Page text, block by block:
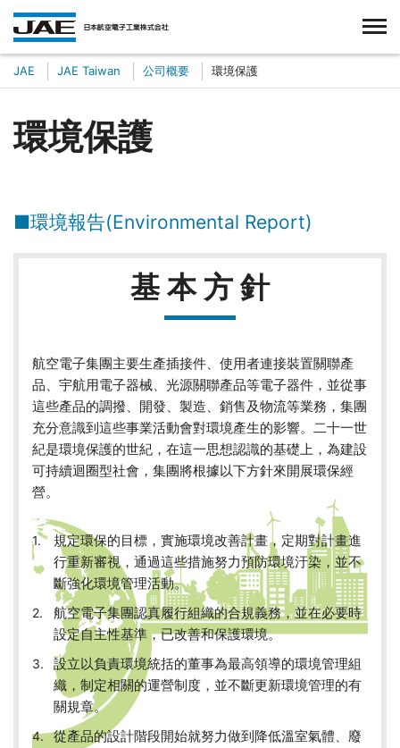
JAE JAE Taiwan 公司概要 環境保護
環境保護
■環境報告(Environmental Report)
基 本 方 針
航空電子集團主要生產插接件、使用者連接裝置關聯產
品、宇航用電子器械、光源關聯產品等電子器件，並從事
這些產品的調撥、開發、製造、銷售及物流等業務，集團
充分意識到這些事業活動會對環境產生的影響。二十一世
紀是環境保護的世紀，在這一思想認識的基礎上，為建設
可持續迴圈型社會，集團將根據以下方針來開展環保經
營。
規定環保的目標，實施環境改善計畫，定期對計畫進
行重新審視，通過這些措施努力預防環境汙染，並不
斷強化環境管理活動。
航空電子集團認真履行組織的合規義務，並在必要時
設定自主性基準，已改善和保護環境。
設立以負責環境統括的董事為最高領導的環境管理組
織，制定相關的運營制度，並不斷更新環境管理的有
關規章。
從產品的設計階段開始就努力做到降低溫室氣體、廢